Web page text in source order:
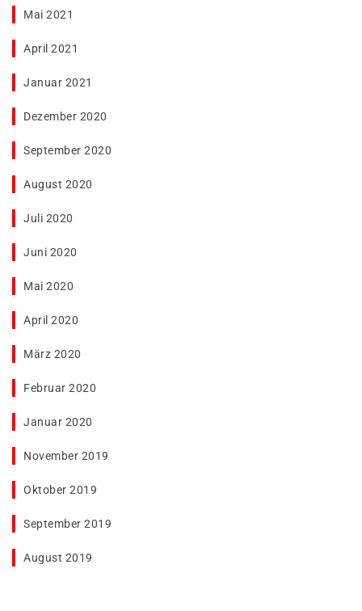
Mai 2021
April 2021
Januar 2021
Dezember 2020
September 2020
August 2020
Juli 2020
Juni 2020
Mai 2020
April 2020
März 2020
Februar 2020
Januar 2020
November 2019
Oktober 2019
September 2019
August 2019